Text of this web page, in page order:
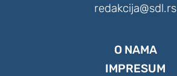
redakcija@sdl.rs
O NAMA
IMPRESUM